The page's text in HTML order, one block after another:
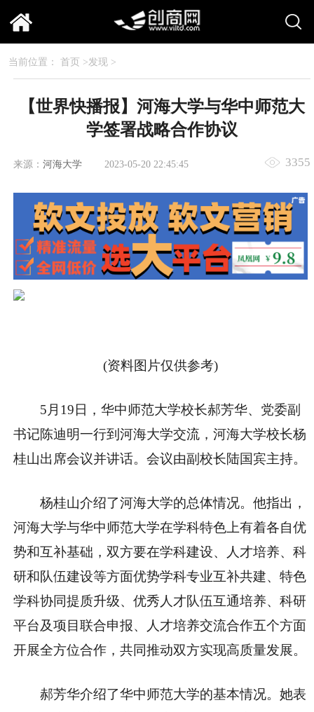
当前位置： 首页 >发现>
【世界快播报】河海大学与华中师范大
学签署战略合作协议
来源： 河海大学 2023-05-20 22:45:45 3355
(资料图片仅供参考)
5月19日，华中师范大学校长郝芳华、党委副
书记陈迪明一行到河海大学交流，河海大学校长杨
桂山出席会议并讲话。会议由副校长陆国宾主持。
杨桂山介绍了河海大学的总体情况。他指出，
河海大学与华中师范大学在学科特色上有着各自优
势和互补基础，双方要在学科建设、人才培养、科
研和队伍建设等方面优势学科专业互补共建、特色
学科协同提质升级、优秀人才队伍互通培养、科研
平台及项目联合申报、人才培养交流合作五个方面
开展全方位合作，共同推动双方实现高质量发展。
郝芳华介绍了华中师范大学的基本情况。她表